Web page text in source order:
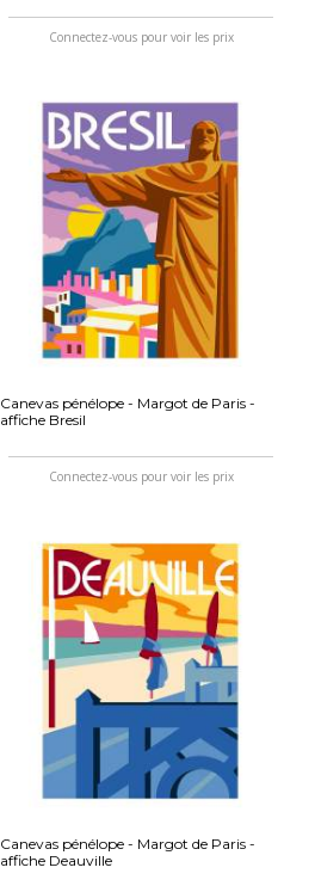
Connectez-vous pour voir les prix
Canevas pénélope - Margot de Paris -
affiche Bresil
Connectez-vous pour voir les prix
Canevas pénélope - Margot de Paris -
affiche Deauville